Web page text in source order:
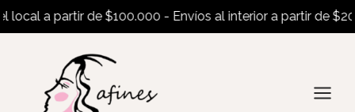
a partir de $100.000 - Envíos al interior a partir de
contenido